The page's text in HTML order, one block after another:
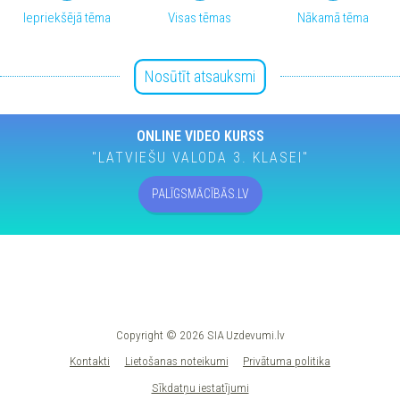
Iepriekšējā tēma Visas tēmas Nākamā tēma
Nosūtīt atsauksmi
ONLINE VIDEO KURSS
"LATVIEŠU VALODA 3. KLASEI"
PALĪGSMĀCĪBĀS.LV
Copyright © 2026 SIA Uzdevumi.lv
Kontakti
Lietošanas noteikumi
Privātuma politika
Sīkdatņu iestatījumi